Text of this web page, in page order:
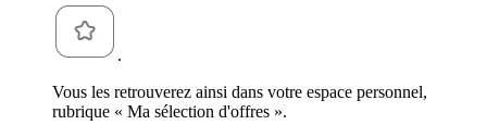
.
Vous les retrouverez ainsi dans votre espace personnel,
rubrique « Ma sélection d'offres ».